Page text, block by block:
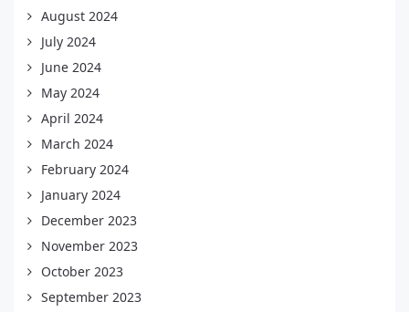
August 2024
July 2024
June 2024
May 2024
April 2024
March 2024
February 2024
January 2024
December 2023
November 2023
October 2023
September 2023